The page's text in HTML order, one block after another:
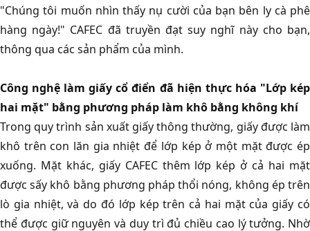
"Chúng tôi muốn nhìn thấy nụ cười của bạn bên ly cà phê
hàng ngày!" CAFEC đã truyền đạt suy nghĩ này cho bạn,
thông qua các sản phẩm của mình.
Công nghệ làm giấy cổ điển đã hiện thực hóa "Lớp kép
hai mặt" bằng phương pháp làm khô bằng không khí
Trong quy trình sản xuất giấy thông thường, giấy được làm
khô trên con lăn gia nhiệt để lớp kép ở một mặt được ép
xuống. Mặt khác, giấy CAFEC thêm lớp kép ở cả hai mặt
được sấy khô bằng phương pháp thổi nóng, không ép trên
lò gia nhiệt, và do đó lớp kép trên cả hai mặt của giấy có
thể được giữ nguyên và duy trì đủ chiều cao lý tưởng. Nhờ